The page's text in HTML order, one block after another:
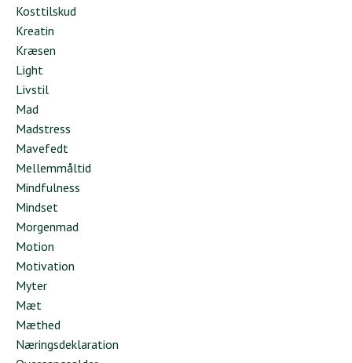
Kosttilskud
Kreatin
Kræsen
Light
Livstil
Mad
Madstress
Mavefedt
Mellemmåltid
Mindfulness
Mindset
Morgenmad
Motion
Motivation
Myter
Mæt
Mæthed
Næringsdeklaration